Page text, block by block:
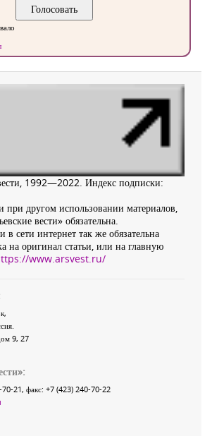
1992—2022. Индекс подписки:
при другом использовании материалов,
вести» обязательна.
сети интернет так же обязательна
на оригинал статьи, или на главную
www.arsvest.ru/
,
9, 27
»:
21, факс: +7 (423) 240-70-22